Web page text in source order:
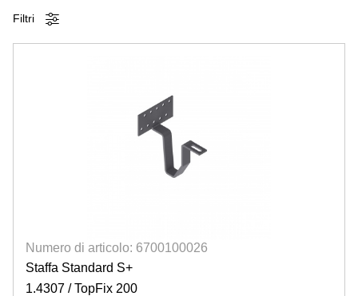
Filtri
Numero di articolo: 6700100026
Staffa Standard S+
1.4307 / TopFix 200